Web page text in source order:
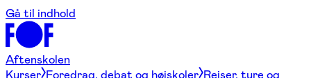
Gå til indhold
Aftenskolen
Kurser Foredrag, debat og højskoler Rejser, ture og